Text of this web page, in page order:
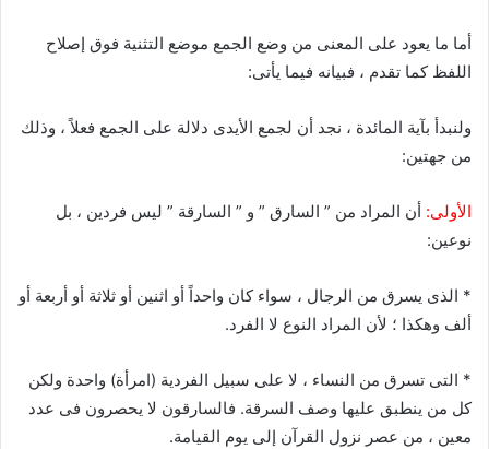
أما ما يعود على المعنى من وضع الجمع موضع التثنية فوق إصلاح
اللفظ كما تقدم ، فبيانه فيما يأتى:
ولنبدأ بآية المائدة ، نجد أن لجمع الأيدى دلالة على الجمع فعلاً ، وذلك
من جهتين:
الأولى: أن المراد من ” السارق ” و ” السارقة ” ليس فردين ، بل
نوعين:
* الذى يسرق من الرجال ، سواء كان واحداً أو اثنين أو ثلاثة أو أربعة أو
ألف وهكذا ؛ لأن المراد النوع لا الفرد.
* التى تسرق من النساء ، لا على سبيل الفردية (امرأة) واحدة ولكن
كل من ينطبق عليها وصف السرقة. فالسارقون لا يحصرون فى عدد
معين ، من عصر نزول القرآن إلى يوم القيامة.